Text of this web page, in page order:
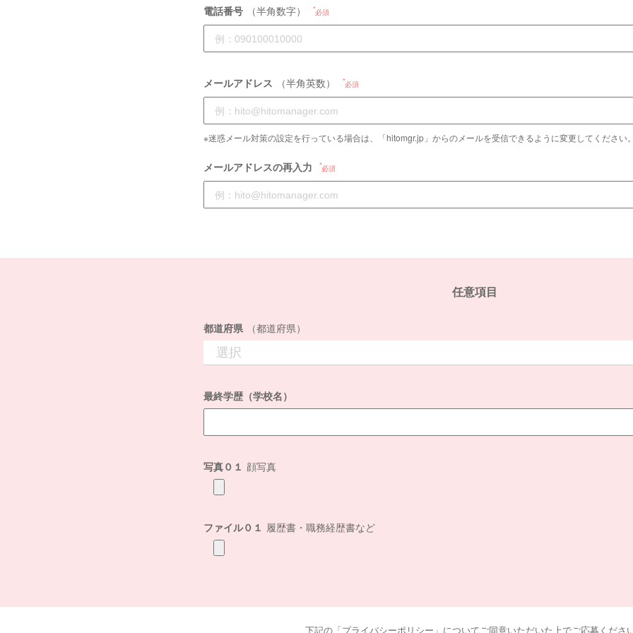
電話番号 （半角数字） 必須
メールアドレス （半角英数） 必須
※迷惑メール対策の設定を行っている場合は、「hitomgr.jp」からのメールを受信できるように変更してください
メールアドレスの再入力 必須
任意項目
都道府県 （都道府県）
最終学歴（学校名）
写真０１ 顔写真
ファイル０１ 履歴書・職務経歴書など
下記の「プライバシーポリシー」についてご同意いただいた上でご応募くださ